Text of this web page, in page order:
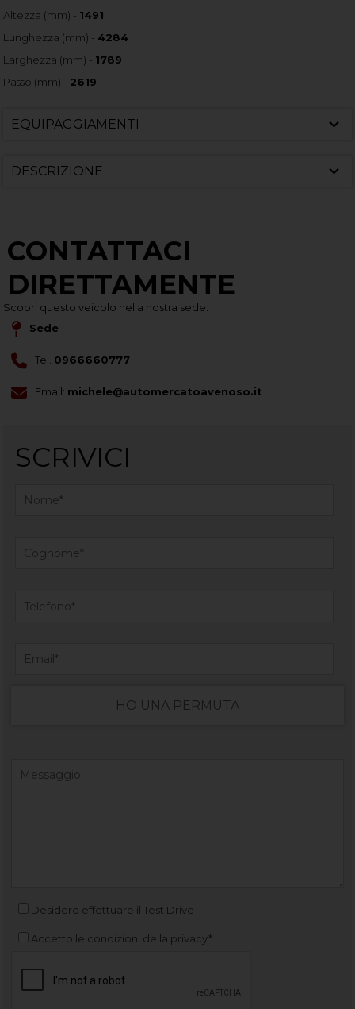
Altezza (mm) - 1491
Lunghezza (mm) - 4284
Larghezza (mm) - 1789
Passo (mm) - 2619
EQUIPAGGIAMENTI
DESCRIZIONE
CONTATTACI
DIRETTAMENTE
Scopri questo veicolo nella nostra sede:
Sede
Tel. 0966660777
Email: michele@automercatoavenoso.it
SCRIVICI
HO UNA PERMUTA
Desidero effettuare il Test Drive
Accetto le condizioni della privacy*